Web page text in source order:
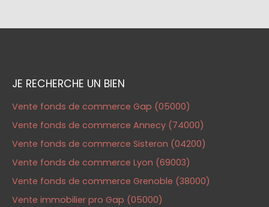
JE RECHERCHE UN BIEN
Vente fonds de commerce Gap (05000)
Vente fonds de commerce Annecy (74000)
Vente fonds de commerce Sisteron (04200)
Vente fonds de commerce Lyon (69003)
Vente fonds de commerce Grenoble (38000)
Vente immobilier pro Gap (05000)